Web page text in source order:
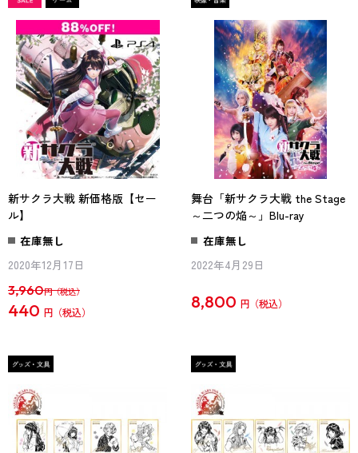
新サクラ大戦 新価格版【セー
ル】
在庫無し
2020年12月17日
440 円
3,960円
舞台「新サクラ大戦 the Stage
～二つの焔～」Blu-ray
在庫無し
2022年4月29日
8,800 円